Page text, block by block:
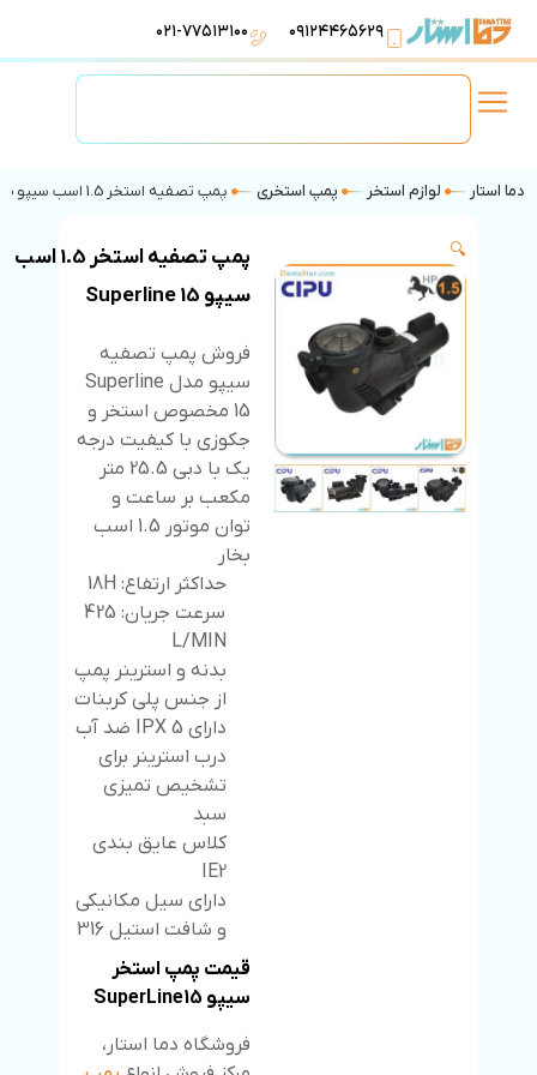
۰۹۱۲۴۴۶۵۶۲۹ ۰۲۱-۷۷۵۱۳۱۰۰
دما استار لوازم استخر پمپ استخری پمپ تصفیه استخر 1.5 اسب سیپو Superline 15
🔍
پمپ تصفیه استخر 1.5 اسب
سیپو Superline 15
فروش پمپ تصفیه
سیپو مدل Superline
15 مخصوص استخر و
جکوزی با کیفیت درجه
یک با دبی 25.5 متر
مکعب بر ساعت و
توان موتور 1.5 اسب
بخار
حداکثر ارتفاع: 18H
سرعت جریان: 425
L/MIN
بدنه و استرینر پمپ
از جنس پلی کربنات
دارای 5 IPX ضد آب
درب استرینر برای
تشخیص تمیزی
سبد
کلاس عایق بندی
IE2
دارای سیل مکانیکی
و شافت استیل 316
قیمت پمپ استخر
سیپو SuperLine15
فروشگاه دما استار،